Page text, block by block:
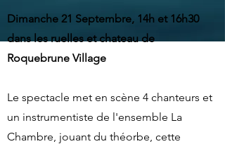
Dimanche 21 Septembre, 14h et 16h30
dans les ruelles et chateau de
Roquebrune Village
Le spectacle met en scène 4 chanteurs et
un instrumentiste de l'ensemble La
Chambre, jouant du théorbe, cette